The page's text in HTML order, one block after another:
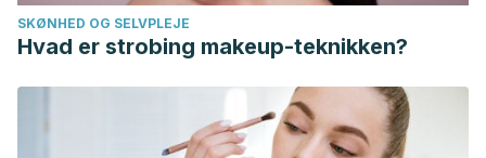
SKØNHED OG SELVPLEJE
Hvad er strobing makeup-teknikken?